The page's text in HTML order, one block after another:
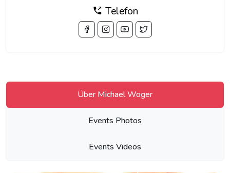
Telefon
Über Michael Woger
Events Photos
Events Videos